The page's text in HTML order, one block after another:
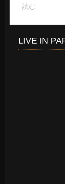
LIVE IN